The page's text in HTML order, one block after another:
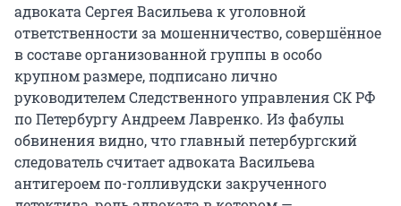
адвоката Сергея Васильева к уголовной
ответственности за мошенничество, совершённое
в составе организованной группы в особо
крупном размере, подписано лично
руководителем Следственного управления СК РФ
по Петербургу Андреем Лавренко. Из фабулы
обвинения видно, что главный петербургский
следователь считает адвоката Васильева
антигероем по-голливудски закрученного